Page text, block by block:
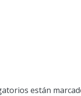
están